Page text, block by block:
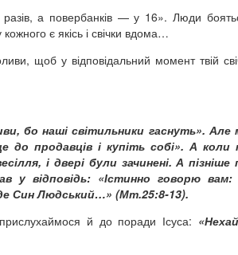
а повербанків — у 16». Люди
є якісь і свічки вдома…
щоб у відповідальний момент твій
бо наші світильники гаснуть». Але
до продавців і купіть собі». А коли
і двері були зачинені. А пізніше
у відповідь: «Істинно говорю
Син Людський…» (Мт.25:8-13).
й до поради Ісуса: